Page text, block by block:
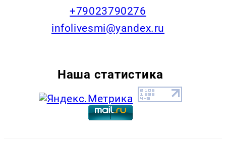
+79023790276
infolivesmi@yandex.ru
Наша статистика